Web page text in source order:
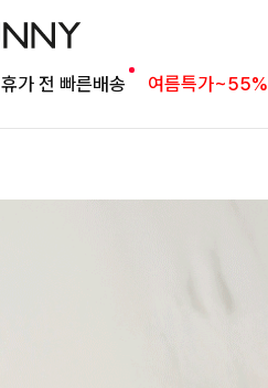
휴가 전 빠른배송 여름특가~55%